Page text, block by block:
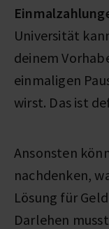
Universität
deinem
einmaligen
wirst. Das ist
Ansonsten
nachdenken,
Lösung für
Darlehen